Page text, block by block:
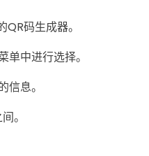
码生成器。
单中进行选择。
信息。
。